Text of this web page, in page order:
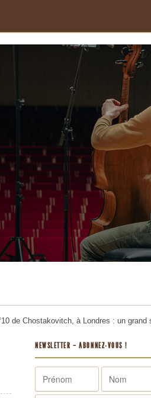
de Chostakovitch, à Londres : un grand
NEWSLETTER – ABONNEZ-VOUS !